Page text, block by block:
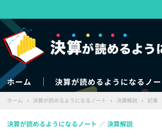
ホーム 決算が読めるようになるノ
ホーム › 決算が読めるようになるノート › 決算解説 › 記事
決算が読めるようになるノート 決算解説